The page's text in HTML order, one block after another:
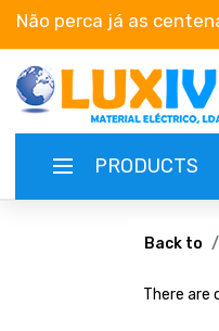
Não perca já as
PRODUCTS
NEW-PRODUCTS
TERMS OF SERVICE
Back to
There are